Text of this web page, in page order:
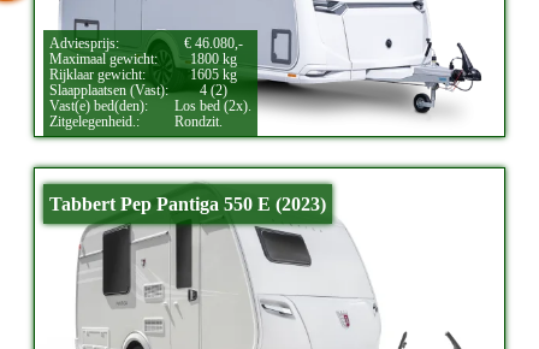
Adviesprijs:
€ 46.080,-
Maximaal gewicht:
1800 kg
Rijklaar gewicht:
1605 kg
Slaapplaatsen (Vast):
4 (2)
Vast(e) bed(den):
Los bed (2x).
Zitgelegenheid.:
Rondzit.
Tabbert Pep Pantiga 550 E (2023)